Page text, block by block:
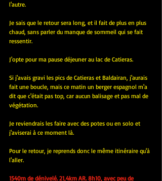
l'autre.
Je sais que le retour sera long, et il fait de plus en plus
chaud, sans parler du manque de sommeil qui se fait
ressentir.
J'opte pour ma pause déjeuner au lac de Catieras.
Si j'avais gravi les pics de Catieras et Baldairan, j'aurais
fait une boucle, mais ce matin un berger espagnol m'a
dit que c'était pas top, car aucun balisage et pas mal de
végétation.
Je reviendrais les faire avec des potes ou en solo et
j'aviserai à ce moment là.
Pour le retour, je reprends donc le même itinéraire qu'à
l'aller.
1540m de dénivelé. 21,4km AR. 8h10, avec peu de